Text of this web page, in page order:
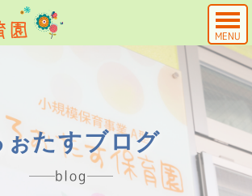
MENU
ぉたすブログ
blog